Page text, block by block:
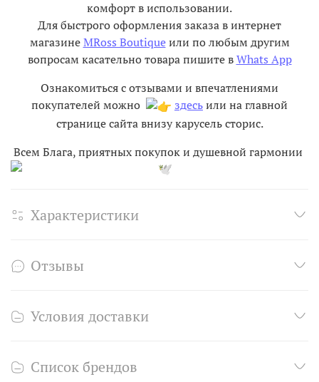
комфорт в использовании.
Для быстрого оформления заказа в интернет
магазинеMRoss Boutiqueили по любым другим
вопросам касательно товара пишите вWhats App
Ознакомиться с отзывами и впечатлениями
покупателей можно
здесьили на главной
странице сайта внизу карусель сторис.
Всем Блага, приятных покупок и душевной гармонии
Характеристики
Отзывы
Условия доставки
Список брендов